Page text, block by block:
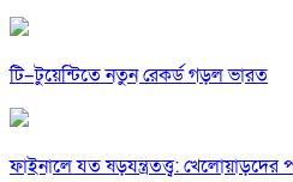
টি–টুয়েন্টিতে নতুন রেকর্ড গড়ল ভারত
ফাইনালে যত ষড়যন্ত্রতত্ত্ব: